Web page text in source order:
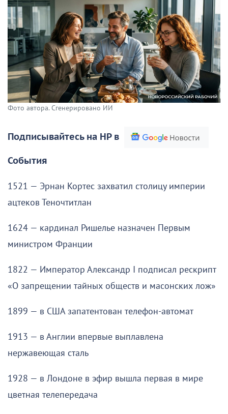
Фото автора. Сгенерировано ИИ
Подписывайтесь на НР в
События
1521 — Эрнан Кортес захватил столицу империи
ацтеков Теночтитлан
1624 — кардинал Ришелье назначен Первым
министром Франции
1822 — Император Александр I подписал рескрипт
«О запрещении тайных обществ и масонских лож»
1899 — в США запатентован телефон-автомат
1913 — в Англии впервые выплавлена
нержавеющая сталь
1928 — в Лондоне в эфир вышла первая в мире
цветная телепередача